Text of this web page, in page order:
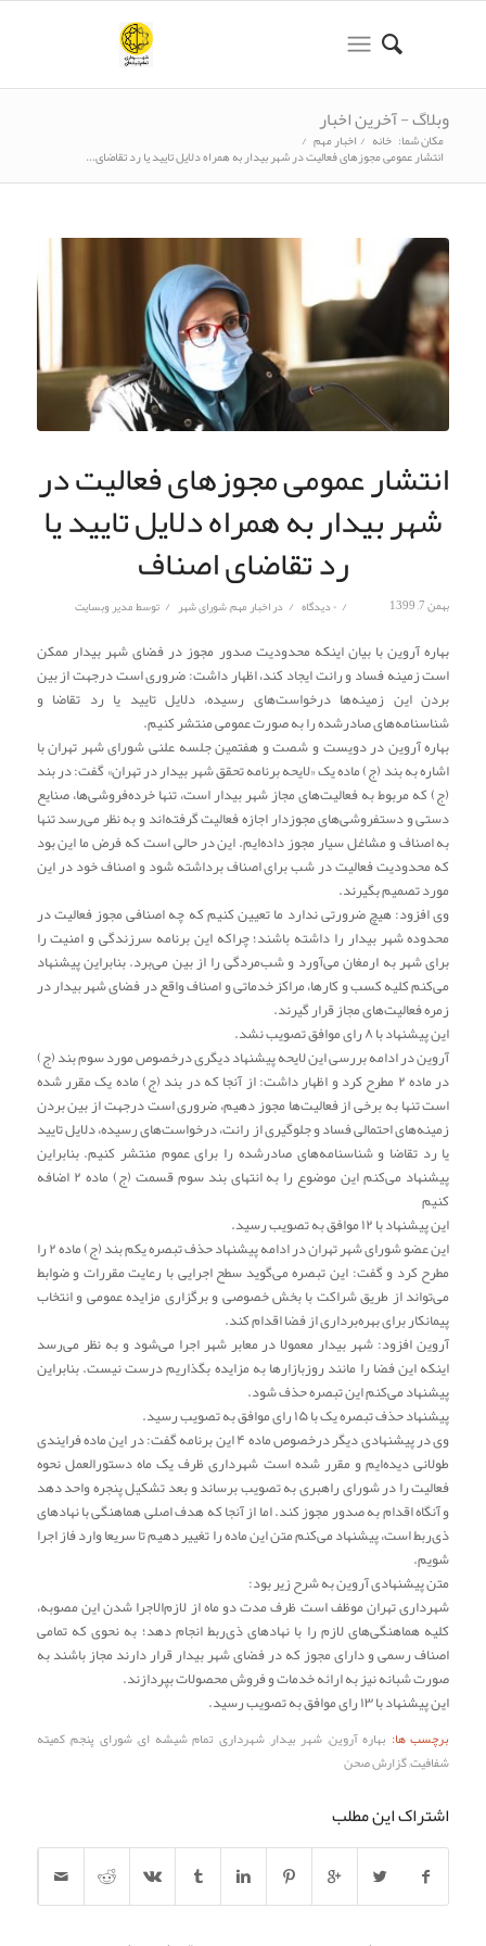
وبلاگ - آخرین اخبار
مکان شما: خانه / اخبار مهم /
انتشار عمومی مجوزهای فعالیت در شهر بیدار به همراه دلایل تایید یا رد تقاضای...
انتشار عمومی مجوزهای فعالیت در
شهر بیدار به همراه دلایل تایید یا
رد تقاضای اصناف
بهمن 7, 1399 / ۰ دیدگاه / دراخبار مهم,شورای شهر / توسطمدیر وبسایت
بهاره آروین با بیان اینکه محدودیت صدور مجوز در فضای شهر بیدار ممکن
است زمینه فساد و رانت ایجاد کند، اظهار داشت: ضروری است درجهت از بین
بردن این زمینه‌ها درخواست‌های رسیده، دلایل تایید یا رد تقاضا و
شناسنامه‌های صادرشده را به صورت عمومی منتشر کنیم.
بهاره آروین در دویست و شصت و هفتمین جلسه علنی شورای شهر تهران با
اشاره به بند (ج) ماده یک «لایحه برنامه تحقق شهر بیدار در تهران» گفت: در بند
(ج) که مربوط به فعالیت‌های مجاز شهر بیدار است، تنها خرده‌فروشی‌ها، صنایع
دستی و دستفروشی‌های مجوزدار اجازه فعالیت گرفته‌اند و به نظر می‌رسد تنها
به اصناف و مشاغل سیار مجوز داده‌ایم. این در حالی است که فرض ما این بود
که محدودیت فعالیت در شب برای اصناف برداشته شود و اصناف خود در این
مورد تصمیم بگیرند.
وی افزود: هیچ ضرورتی ندارد ما تعیین کنیم که چه اصنافی مجوز فعالیت در
محدوده شهر بیدار را داشته باشند؛ چراکه این برنامه سرزندگی و امنیت را
برای شهر به ارمغان می‌آورد و شب‌مردگی را از بین می‌برد. بنابراین پیشنهاد
می‌کنم کلیه کسب و کارها، مراکز خدماتی و اصناف واقع در فضای شهر بیدار در
زمره فعالیت‌های مجاز قرار گیرند.
این پیشنهاد با ۸ رای موافق تصویب نشد.
آروین در ادامه بررسی این لایحه پیشنهاد دیگری درخصوص مورد سوم بند (ج)
در ماده ۲ مطرح کرد و اظهار داشت: از آنجا که در بند (ج) ماده یک مقرر شده
است تنها به برخی از فعالیت‌ها مجوز دهیم، ضروری است درجهت از بین بردن
زمینه‌های احتمالی فساد و جلوگیری از رانت، درخواست‌های رسیده، دلایل تایید
یا رد تقاضا و شناسنامه‌های صادرشده را برای عموم منتشر کنیم. بنابراین
پیشنهاد می‌کنم این موضوع را به انتهای بند سوم قسمت (ج) ماده ۲ اضافه
کنیم
این پیشنهاد با ۱۲ موافق به تصویب رسید.
این عضو شورای شهر تهران در ادامه پیشنهاد حذف تبصره یکم بند (ج) ماده ۲ را
مطرح کرد و گفت: این تبصره می‌گوید سطح اجرایی با رعایت مقررات و ضوابط
می‌تواند از طریق شراکت با بخش خصوصی و برگزاری مزایده عمومی‌ و انتخاب
پیمانکار برای بهره‌برداری از فضا اقدام کند.
آروین افزود: شهر بیدار معمولا در معابر شهر اجرا می‌شود و به نظر می‌رسد
اینکه این فضا را مانند روزبازارها به مزایده بگذاریم درست نیست. بنابراین
پیشنهاد می‌کنم این تبصره حذف شود.
پیشنهاد حذف تبصره یک با ۱۵ رای موافق به تصویب رسید.
وی در پیشنهادی دیگر درخصوص ماده ۴ این برنامه گفت: در این ماده فرایندی
طولانی دیده‌ایم و مقرر شده است شهرداری ظرف یک ماه دستورالعمل نحوه
فعالیت را در شورای راهبری به تصویب برساند و بعد تشکیل پنجره واحد دهد
و آنگاه اقدام به صدور مجوز کند. اما از آنجا که هدف اصلی هماهنگی با نهادهای
ذی‌ربط است، پیشنهاد می‌کنم متن این ماده را تغییر دهیم تا سریعا وارد فاز اجرا
شویم.
متن پیشنهادی آروین به شرح زیر بود:
شهرداری تهران موظف است ظرف مدت دو ماه از لازم‌الاجرا شدن این مصوبه،
کلیه هماهنگی‌های لازم را با نهادهای ذی‌ربط انجام دهد؛ به نحوی که تمامی
اصناف رسمی و دارای مجوز که در فضای شهر بیدار قرار دارند مجاز باشند به
صورت شبانه نیز به ارائه خدمات و فروش محصولات بپردازند.
این پیشنهاد با ۱۳ رای موافق به تصویب رسید.
برچسب ها: بهاره آروین, شهر بیدار,شهرداری تمام شیشه ای,شورای پنجم,کمیته
شفافیت,گزارش صحن
اشتراک این مطلب